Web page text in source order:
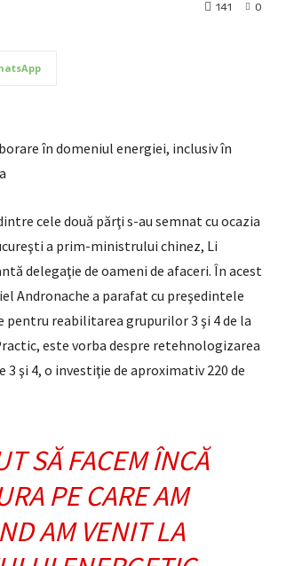
0
141
în domeniul energiei, inclusiv în
cele două părţi s-au semnat cu ocazia
a prim-ministrului chinez, Li
delegaţie de oameni de afaceri. În acest
Andronache a parafat cu preşedintele
reabilitarea grupurilor 3 şi 4 de la
este vorba despre retehnologizarea
şi 4, o investiţie de aproximativ 220 de
SĂ FACEM ÎNCĂ
PE CARE AM
AM VENIT LA